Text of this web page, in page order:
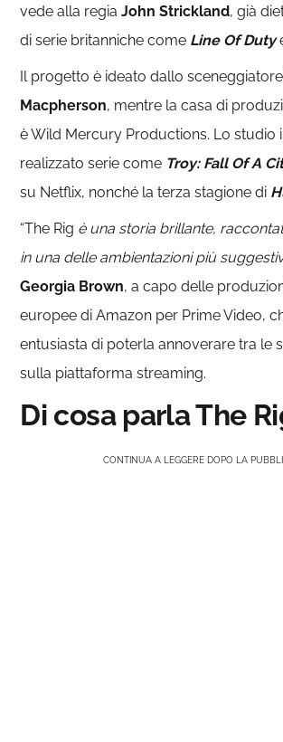
vede alla regiaJohn Strickland, già
di serie britanniche come Line Of Duty
Il progetto è ideato dallo sceneggiatore
Macpherson, mentre la casa di
è Wild Mercury Productions. Lo studio
realizzato serie come Troy: Fall Of A
su Netflix, nonché la terza stagione di
“The Rig è una storia brillante,
in una delle ambientazioni più
Georgia Brown, a capo delle
europee di Amazon per Prime Video,
entusiasta di poterla annoverare tra le
sulla piattaforma streaming.
Di cosa parla The
CONTINUA A LEGGERE DOPO LA